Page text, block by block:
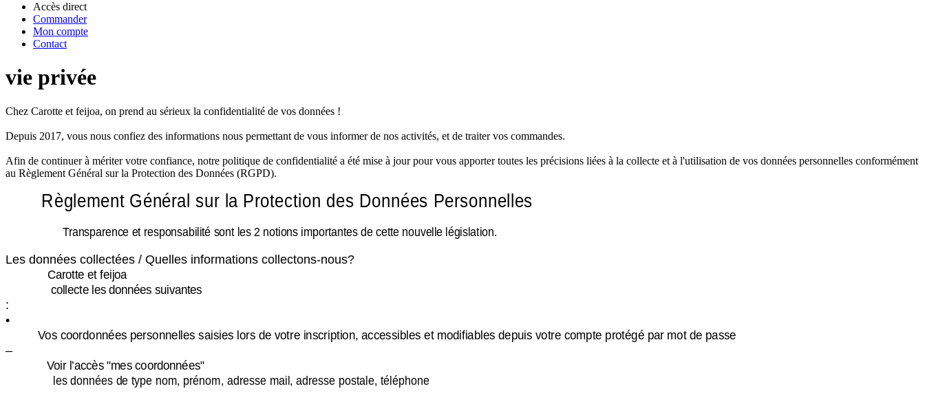
Accès direct
Commander
Mon compte
Contact
vie privée
Chez Carotte et feijoa, on prend au sérieux la confidentialité de vos données !
Depuis 2017, vous nous confiez des informations nous permettant de vous informer de nos activités, et de traiter vos commandes.
Afin de continuer à mériter votre confiance, notre politique de confidentialité a été mise à jour pour vous apporter toutes les précisions liées à la collecte et à l'utilisation de vos données personnelles conformément
au Règlement Général sur la Protection des Données (RGPD).
Règlement Général sur la Protection des Données Personnelles
Transparence et responsabilité sont les 2 notions importantes de cette nouvelle législation.
Les données collectées / Quelles informations collectons-nous?
Carotte et feijoa
collecte les données suivantes
:
•
Vos coordonnées personnelles saisies lors de votre inscription, accessibles et modifiables depuis votre compte protégé par mot de passe
–
Voir l’accès "mes coordonnées"
les données de type nom, prénom, adresse mail, adresse postale, téléphone